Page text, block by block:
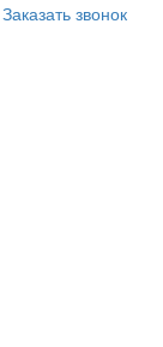
Заказать звонок